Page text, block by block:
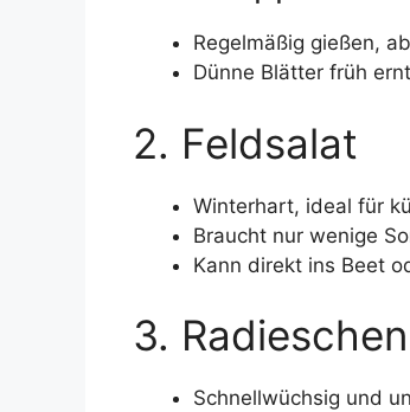
Regelmäßig gießen,
Dünne Blätter früh
2. Feldsalat
Winterhart, ideal für
Braucht nur wenige
Kann direkt ins Beet
3. Radieschen
Schnellwüchsig und